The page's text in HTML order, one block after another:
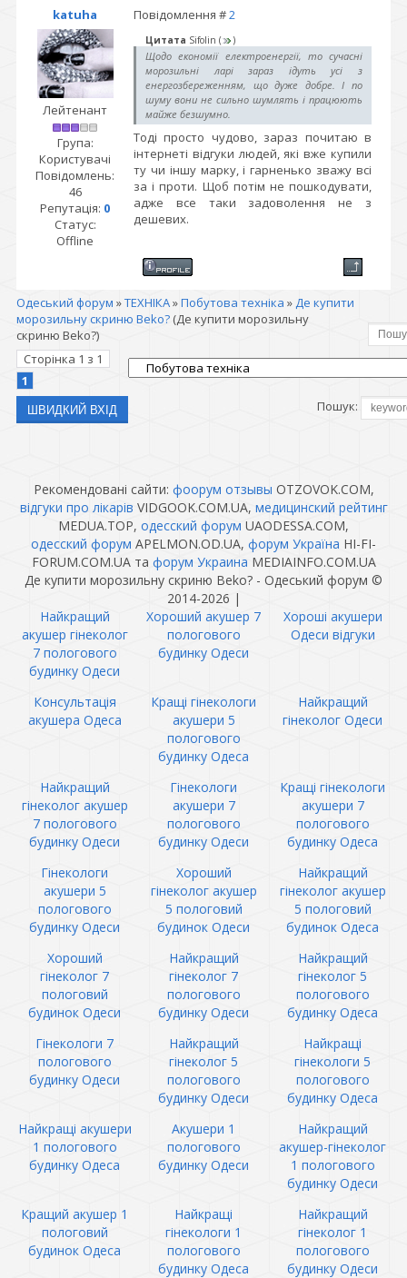
katuha Повідомлення #2
Лейтенант
Група:
Користувачі
Повідомлень:
46
Репутація: 0
Статус:
Offline
Цитата Sifolin ( )
Щодо економії електроенергії, то сучасні
морозильні ларі зараз ідуть усі з
енергозбереженням, що дуже добре. І по
шуму вони не сильно шумлять і працюють
майже безшумно.
Тоді просто чудово, зараз почитаю в
інтернеті відгуки людей, які вже купили
ту чи іншу марку, і гарненько зважу всі
за і проти. Щоб потім не пошкодувати,
адже все таки задоволення не з
дешевих.
Одеський форум »ТЕХНІКА»Побутова техніка »Де купити
морозильну скриню Beko?(Де купити морозильну
скриню Beko?)
Сторінка 1 з 1
1
Пошук:
Рекомендовані сайти: фоорум отзывы OTZOVOK.COM,
відгуки про лікарів VIDGOOK.COM.UA, медицинский рейтинг
MEDUA.TOP, одесский форум UAODESSA.COM,
одесский форум APELMON.OD.UA, форум Україна HI-FI-
FORUM.COM.UA та форум Украина MEDIAINFO.COM.UA
Де купити морозильну скриню Beko? - Одеський форум ©
2014-2026 |
Найкращий
акушер гінеколог
7 пологового
будинку Одеси
Хороший акушер 7
пологового
будинку Одеси
Хороші акушери
Одеси відгуки
Консультація
акушера Одеса
Кращі гінекологи
акушери 5
пологового
будинку Одеса
Найкращий
гінеколог Одеси
Найкращий
гінеколог акушер
7 пологового
будинку Одеси
Гінекологи
акушери 7
пологового
будинку Одеси
Кращі гінекологи
акушери 7
пологового
будинку Одеса
Гінекологи
акушери 5
пологового
будинку Одеси
Хороший
гінеколог акушер
5 пологовий
будинок Одеси
Найкращий
гінеколог акушер
5 пологовий
будинок Одеса
Хороший
гінеколог 7
пологовий
будинок Одеси
Найкращий
гінеколог 7
пологового
будинку Одеси
Найкращий
гінеколог 5
пологового
будинку Одеса
Гінекологи 7
пологового
будинку Одеси
Найкращий
гінеколог 5
пологового
будинку Одеси
Найкращі
гінекологи 5
пологового
будинку Одеса
Найкращі акушери
1 пологового
будинку Одеса
Акушери 1
пологового
будинку Одеси
Найкращий
акушер-гінеколог
1 пологового
будинку Одеси
Кращий акушер 1
пологовий
будинок Одеса
Найкращі
гінекологи 1
пологового
будинку Одеса
Найкращий
гінеколог 1
пологового
будинку Одеси